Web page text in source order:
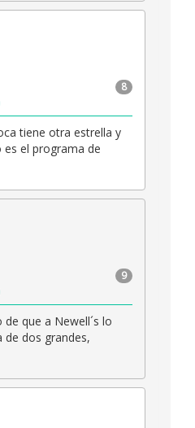
8
tiene otra estrella y
es el programa de
9
que a Newell´s lo
de dos grandes,